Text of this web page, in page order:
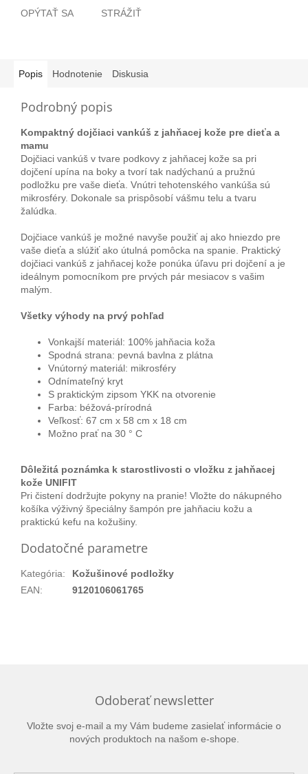
OPÝTAŤ SA STRÁŽIŤ
Popis Hodnotenie Diskusia
Podrobný popis
Kompaktný dojčiaci vankúš z jahňacej kože pre dieťa a
mamu
Dojčiaci vankúš v tvare podkovy z jahňacej kože sa pri
dojčení upína na boky a tvorí tak nadýchanú a pružnú
podložku pre vaše dieťa. Vnútri tehotenského vankúša sú
mikrosféry. Dokonale sa prispôsobí vášmu telu a tvaru
žalúdka.
Dojčiace vankúš je možné navyše použiť aj ako hniezdo pre
vaše dieťa a slúžiť ako útulná pomôcka na spanie. Praktický
dojčiaci vankúš z jahňacej kože ponúka úľavu pri dojčení a je
ideálnym pomocníkom pre prvých pár mesiacov s vašim
malým.
Všetky výhody na prvý pohľad
Vonkajší materiál: 100% jahňacia koža
Spodná strana: pevná bavlna z plátna
Vnútorný materiál: mikrosféry
Odnímateľný kryt
S praktickým zipsom YKK na otvorenie
Farba: béžová-prírodná
Veľkosť: 67 cm x 58 cm x 18 cm
Možno prať na 30 ° C
Dôležitá poznámka k starostlivosti o vložku z jahňacej
kože UNIFIT
Pri čistení dodržujte pokyny na pranie! Vložte do nákupného
košíka výživný špeciálny šampón pre jahňaciu kožu a
praktickú kefu na kožušiny.
Dodatočné parametre
Kategória:
Kožušinové podložky
EAN: 9120106061765
Odoberať newsletter
Vložte svoj e-mail a my Vám budeme zasielať informácie o
nových produktoch na našom e-shope.